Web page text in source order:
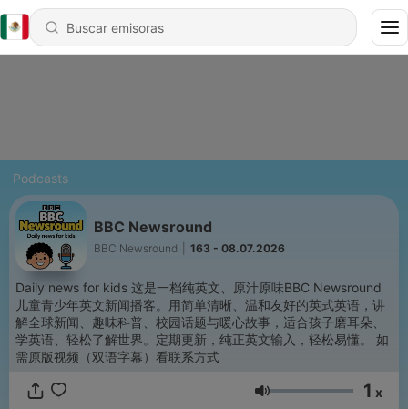
Podcasts
BBC Newsround
BBC Newsround 163 - 08.07.2026
Daily news for kids 这是一档纯英文、原汁原味BBC Newsround
儿童青少年英文新闻播客。用简单清晰、温和友好的英式英语，讲
解全球新闻、趣味科普、校园话题与暖心故事，适合孩子磨耳朵、
学英语、轻松了解世界。定期更新，纯正英文输入，轻松易懂。 如
需原版视频（双语字幕）看联系方式
Volumen 1 x